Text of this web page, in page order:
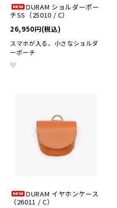
DURAM ショルダーポー
チSS（25010 / C）
26,950円(税込)
スマホが入る、小さなショルダ
ーポーチ
DURAM イヤホンケース
（26011 / C）